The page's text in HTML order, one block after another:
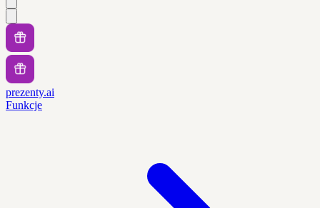
prezenty.ai
Funkcje